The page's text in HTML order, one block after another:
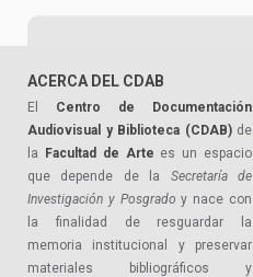
ACERCA DEL CDAB
El Centro de Documentación
Audiovisual y Biblioteca (CDAB)de
la
Facultad de Arte es un espacio
que depende de la Secretaría de
Investigación y Posgrado y nace con
la finalidad de resguardar la
memoria institucional y preservar
materiales bibliográficos y